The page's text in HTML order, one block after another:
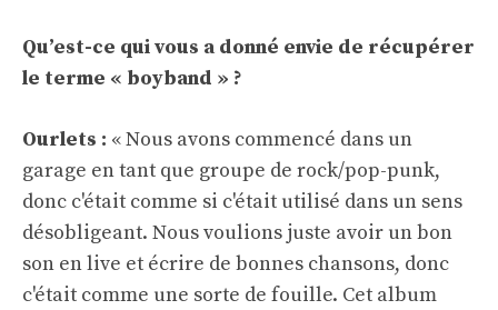
Qu’est-ce qui vous a donné envie de récupérer
le terme « boyband » ?
Ourlets : « Nous avons commencé dans un
garage en tant que groupe de rock/pop-punk,
donc c'était comme si c'était utilisé dans un sens
désobligeant. Nous voulions juste avoir un bon
son en live et écrire de bonnes chansons, donc
c'était comme une sorte de fouille. Cet album